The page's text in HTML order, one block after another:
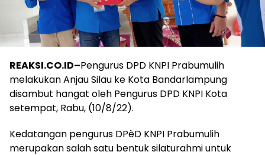
REAKSI.CO.ID–Pengurus DPD KNPI Prabumulih
melakukan Anjau Silau ke Kota Bandarlampung
disambut hangat oleh Pengurus DPD KNPI Kota
setempat, Rabu, (10/8/22).
Kedatangan pengurus DPèD KNPI Prabumulih
merupakan salah satu bentuk silaturahmi untuk